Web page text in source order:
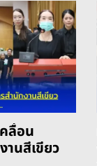
ลื่อน
านสีเขียว